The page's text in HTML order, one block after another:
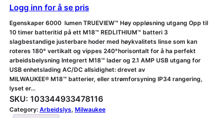
Logg inn for å se pris
Egenskaper 6000 lumen TRUEVIEW™ Høy oppløsning utgang Opp til
10 timer batteritid på ett M18™ REDLITHIUM™ batteri 3
slagbestandige justerbare hoder med høykvalitets linse som kan
roteres 180° vertikalt og vippes 240°horisontalt for å ha perfekt
arbeidsbelysning Integrert M18™ lader og 2.1 AMP USB utgang for
USB enhetslading AC/DC allsidighet: drevet av
MILWAUKEE® M18™ batterier, eller strømforsyning IP34 rangering,
lyset er…
SKU: 103344933478116
Category: Arbeidslys, Milwaukee